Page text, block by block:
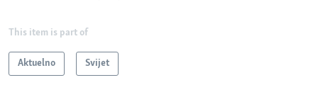
This item is part of
Aktuelno Svijet